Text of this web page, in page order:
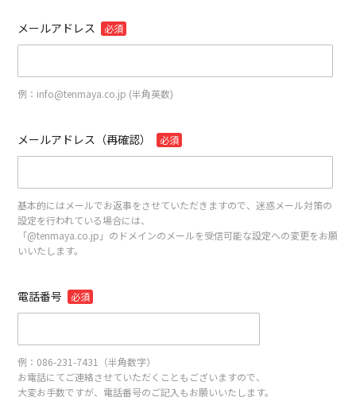
メールアドレス 必須
例：info@tenmaya.co.jp (半角英数)
メールアドレス（再確認） 必須
基本的にはメールでお返事をさせていただきますので、迷惑メール対策の
設定を行われている場合には、
「@tenmaya.co.jp」のドメインのメールを受信可能な設定への変更をお願
いいたします。
電話番号 必須
例：086-231-7431（半角数字）
お電話にてご連絡させていただくこともございますので、
大変お手数ですが、電話番号のご記入もお願いいたします。